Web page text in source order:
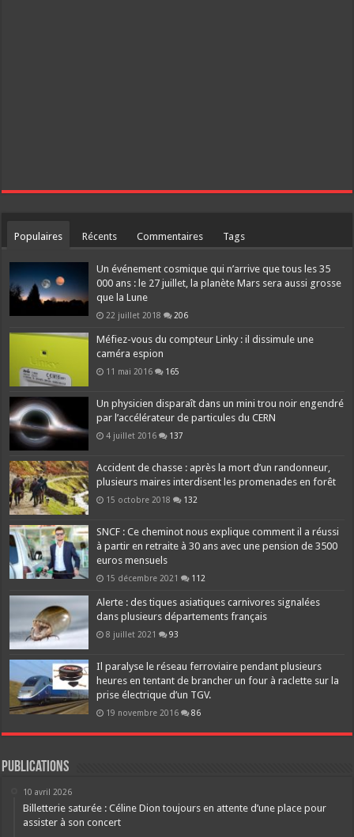
Populaires Récents Commentaires Tags
Un événement cosmique qui n’arrive que tous les 35
000 ans : le 27 juillet, la planète Mars sera aussi grosse
que la Lune
22 juillet 2018 206
Méfiez-vous du compteur Linky : il dissimule une
caméra espion
11 mai 2016 165
Un physicien disparaît dans un mini trou noir engendré
par l’accélérateur de particules du CERN
4 juillet 2016 137
Accident de chasse : après la mort d’un randonneur,
plusieurs maires interdisent les promenades en forêt
15 octobre 2018 132
SNCF : Ce cheminot nous explique comment il a réussi
à partir en retraite à 30 ans avec une pension de 3500
euros mensuels
15 décembre 2021 112
Alerte : des tiques asiatiques carnivores signalées
dans plusieurs départements français
8 juillet 2021 93
Il paralyse le réseau ferroviaire pendant plusieurs
heures en tentant de brancher un four à raclette sur la
prise électrique d’un TGV.
19 novembre 2016 86
Publications
10 avril 2026
Billetterie saturée : Céline Dion toujours en attente d’une place pour
assister à son concert